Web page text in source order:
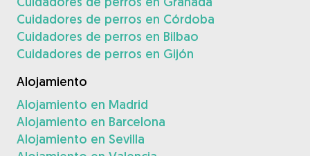
Cuidadores de perros en Córdoba
Cuidadores de perros en Bilbao
Cuidadores de perros en Gijón
Alojamiento
Alojamiento en Madrid
Alojamiento en Barcelona
Alojamiento en Sevilla